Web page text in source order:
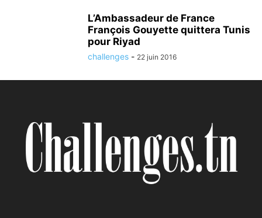
L’Ambassadeur de France
François Gouyette quittera Tunis
pour Riyad
challenges - 22 juin 2016